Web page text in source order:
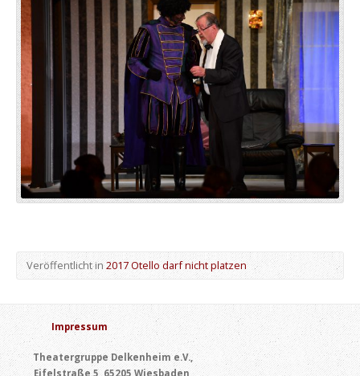
Veröffentlicht in2017 Otello darf nicht platzen
Impressum
Theatergruppe Delkenheim e.V.,
Eifelstraße 5, 65205 Wiesbaden,